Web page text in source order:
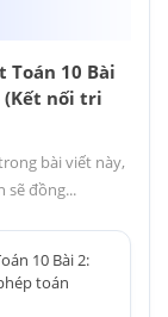
Toán 10 Bài
(Kết nối tri
bài viết này,
sẽ đồng...
10 Bài 2:
toán